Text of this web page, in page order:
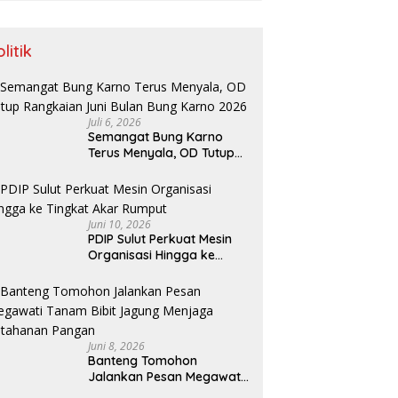
Juli 6, 2026
Semangat Bung Karno
Terus Menyala, OD Tutup
Bung Karno 2026
Juni 10, 2026
PDIP Sulut Perkuat Mesin
Organisasi Hingga ke
Juni 8, 2026
Banteng Tomohon
Jalankan Pesan Megawati